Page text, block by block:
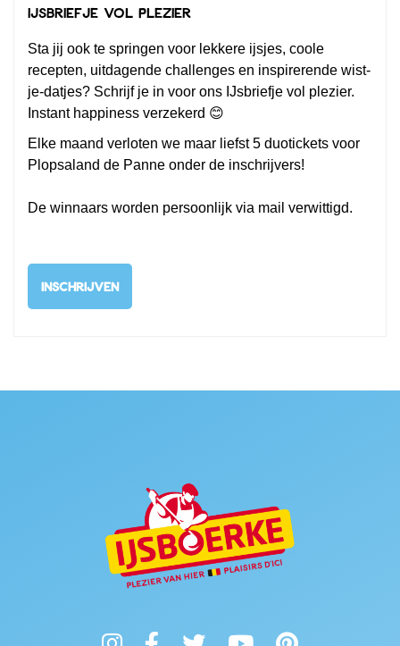
IJsbriefje vol plezier
Sta jij ook te springen voor lekkere ijsjes, coole
recepten, uitdagende challenges en inspirerende wist-
je-datjes? Schrijf je in voor ons IJsbriefje vol plezier.
Instant happiness verzekerd 😊
Elke maand verloten we maar liefst 5 duotickets voor
Plopsaland de Panne onder de inschrijvers!
De winnaars worden persoonlijk via mail verwittigd.
INSCHRIJVEN
InstagramFacebookTwitter YouTubePinterest